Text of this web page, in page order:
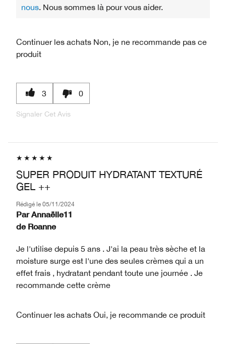
nous . Nous sommes là pour vous aider.
Continuer les achats Non, je ne recommande pas ce
produit
3 0
Signaler Cet Avis
SUPER PRODUIT HYDRATANT TEXTURÉ
GEL ++
Rédigé le 05/11/2024
Par Annaëlle11
de Roanne
Je l'utilise depuis 5 ans . J'ai la peau très sèche et la
moisture surge est l'une des seules crèmes qui a un
effet frais , hydratant pendant toute une journée . Je
recommande cette crème
Continuer les achats Oui, je recommande ce produit